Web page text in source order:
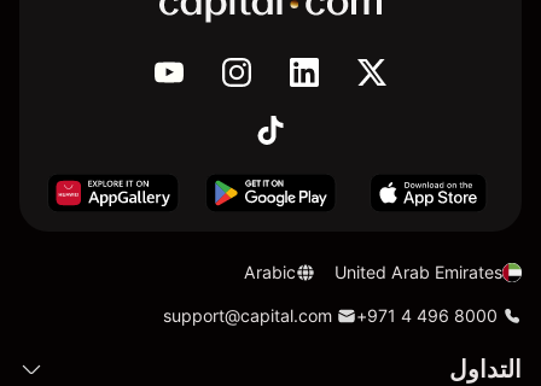
United Arab Emirates
Arabic
+971 4 496 8000
support@capital.com
التداول